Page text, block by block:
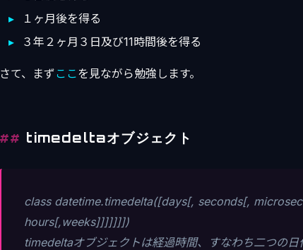
１ヶ月後を得る
３年２ヶ月３日及び11時間後を得る
さて、まず ここを見ながら勉強します。
timedeltaオブジェクト
class datetime.timedelta([days[, seconds[,
hours[,weeks]]]]]]])
timedeltaオブジェクトは経過時間、すなわち二つの日